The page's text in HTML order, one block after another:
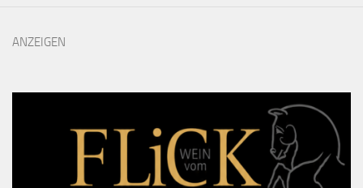
ANZEIGEN